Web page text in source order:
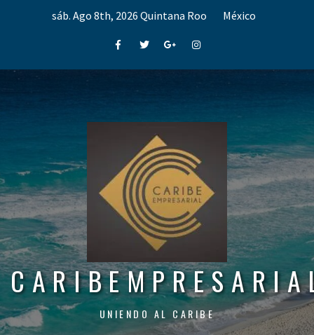
sáb. Ago 8th, 2026 Quintana Roo México
FacebookTwitterGoogle+Instagram
UNIENDO AL CARIBE